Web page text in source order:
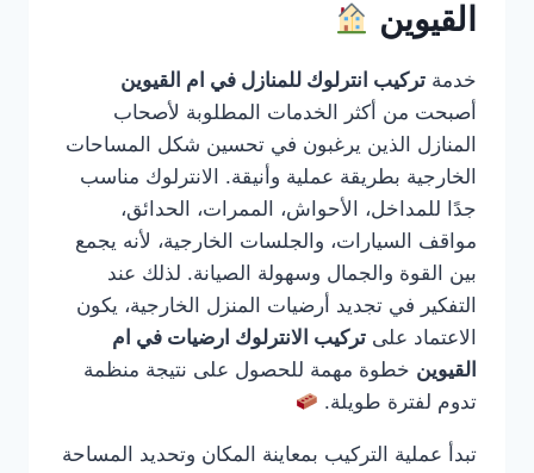
القيوين
خدمة تركيب انترلوك للمنازل في ام القيوين
أصبحت من أكثر الخدمات المطلوبة لأصحاب
المنازل الذين يرغبون في تحسين شكل المساحات
الخارجية بطريقة عملية وأنيقة. الانترلوك مناسب
جدًا للمداخل، الأحواش، الممرات، الحدائق،
مواقف السيارات، والجلسات الخارجية، لأنه يجمع
بين القوة والجمال وسهولة الصيانة. لذلك عند
التفكير في تجديد أرضيات المنزل الخارجية، يكون
الاعتماد على تركيب الانترلوك ارضيات في ام
القيوين خطوة مهمة للحصول على نتيجة منظمة
تدوم لفترة طويلة.
تبدأ عملية التركيب بمعاينة المكان وتحديد المساحة